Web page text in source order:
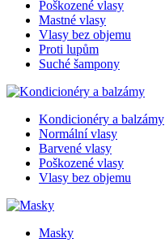
Poškozené vlasy
Mastné vlasy
Vlasy bez objemu
Proti lupům
Suché šampony
Kondicionéry a balzámy
Normální vlasy
Barvené vlasy
Poškozené vlasy
Vlasy bez objemu
Masky